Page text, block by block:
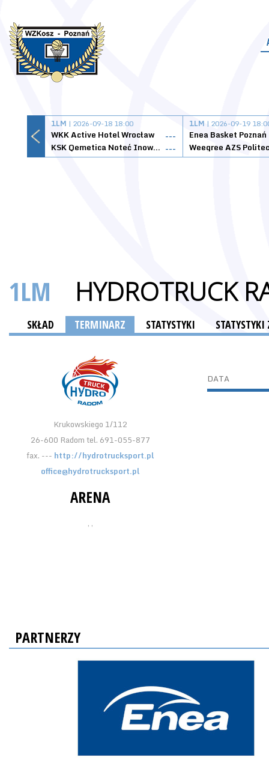
1LM | 2026-09-18 18:00
WKK Active Hotel Wrocław
---
KSK Qemetica Noteć Inowrocław ---
1LM | 2026-09-19
Enea Basket Poznań
1LM HYDROTRUCK
SKŁAD TERMINARZ STATYSTYKI
Krukowskiego 1/112
26-600 Radom tel. 691-055-877
fax. --- http://hydrotrucksport.pl
office@hydrotrucksport.pl
ARENA
, ,
DATA
PARTNERZY